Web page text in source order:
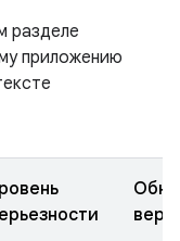
разделе
приложению